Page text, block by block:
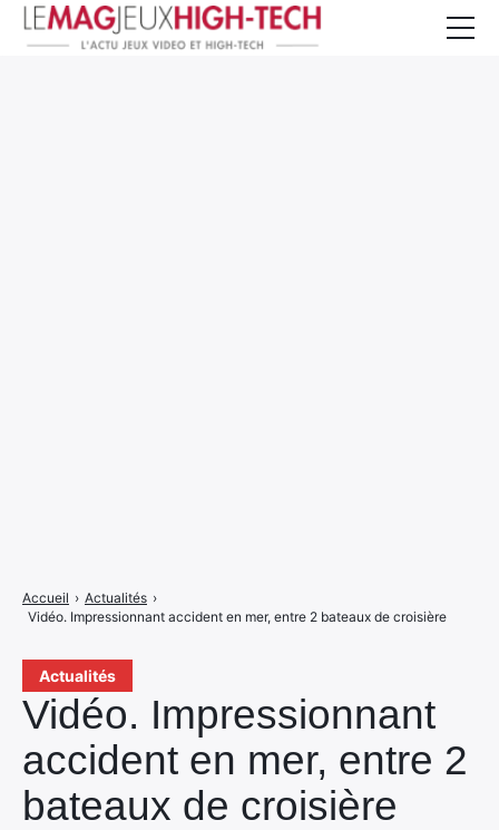
Actualités
Vidéo. Impressionnant
accident en mer, entre 2
bateaux de croisière
Accueil › Actualités ›
Vidéo. Impressionnant accident en mer, entre 2 bateaux de croisière